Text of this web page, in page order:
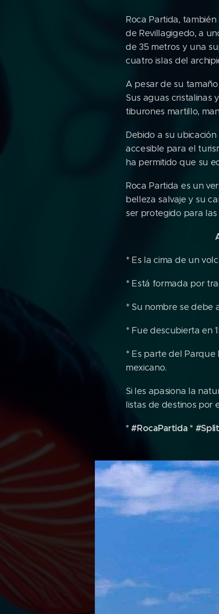
Roca Partida,
de Revillagigedo, a
de 35 metros y una
cuatro islas del
A pesar de su
Sus aguas cristalinas
tiburones martillo,
Debido a su
accesible para el
ha permitido que su
Roca Partida es un
belleza salvaje y su
ser protegido para
* Es la cima de un
* Está formada por
* Su nombre se debe
* Fue descubierta en
* Es parte del
mexicano.
Si les apasiona la
listas de destinos por
* #RocaPartida *